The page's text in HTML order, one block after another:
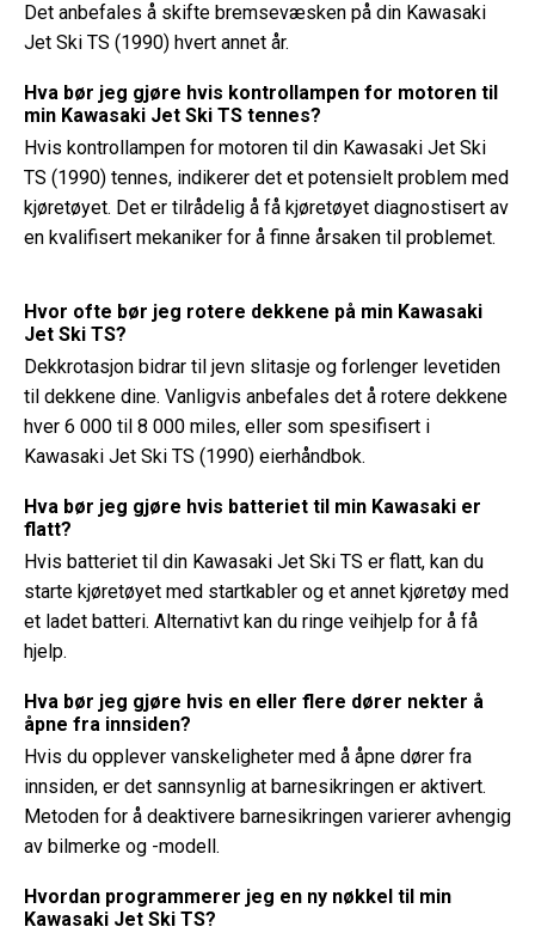
Det anbefales å skifte bremsevæsken på din Kawasaki
Jet Ski TS (1990) hvert annet år.
Hva bør jeg gjøre hvis kontrollampen for motoren til
min Kawasaki Jet Ski TS tennes?
Hvis kontrollampen for motoren til din Kawasaki Jet Ski
TS (1990) tennes, indikerer det et potensielt problem med
kjøretøyet. Det er tilrådelig å få kjøretøyet diagnostisert av
en kvalifisert mekaniker for å finne årsaken til problemet.
Hvor ofte bør jeg rotere dekkene på min Kawasaki
Jet Ski TS?
Dekkrotasjon bidrar til jevn slitasje og forlenger levetiden
til dekkene dine. Vanligvis anbefales det å rotere dekkene
hver 6 000 til 8 000 miles, eller som spesifisert i
Kawasaki Jet Ski TS (1990) eierhåndbok.
Hva bør jeg gjøre hvis batteriet til min Kawasaki er
flatt?
Hvis batteriet til din Kawasaki Jet Ski TS er flatt, kan du
starte kjøretøyet med startkabler og et annet kjøretøy med
et ladet batteri. Alternativt kan du ringe veihjelp for å få
hjelp.
Hva bør jeg gjøre hvis en eller flere dører nekter å
åpne fra innsiden?
Hvis du opplever vanskeligheter med å åpne dører fra
innsiden, er det sannsynlig at barnesikringen er aktivert.
Metoden for å deaktivere barnesikringen varierer avhengig
av bilmerke og -modell.
Hvordan programmerer jeg en ny nøkkel til min
Kawasaki Jet Ski TS?